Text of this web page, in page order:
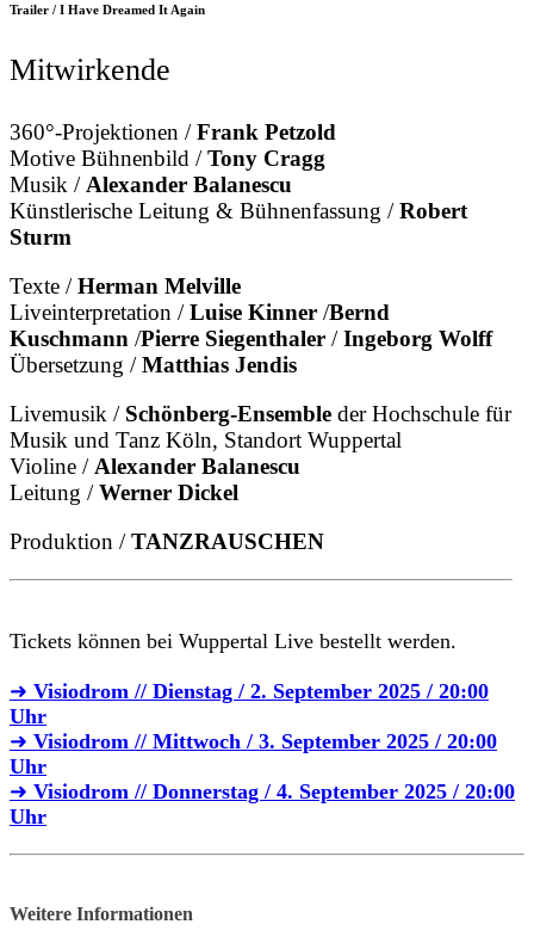
Trailer / I Have Dreamed It Again
Mitwirkende
360°-Projektionen /Frank Petzold
Motive Bühnenbild /Tony Cragg
Musik / Alexander Balanescu
Künstlerische Leitung & Bühnenfassung /Robert
Sturm
Texte /Herman Melville
Liveinterpretation /Luise Kinner /Bernd
Kuschmann /Pierre Siegenthaler /Ingeborg Wolff
Übersetzung /Matthias Jendis
Livemusik / Schönberg-Ensemble der Hochschule für
Musik und Tanz Köln, Standort Wuppertal
Violine /Alexander Balanescu
Leitung /Werner Dickel
Produktion /TANZRAUSCHEN
Tickets können bei Wuppertal Live bestellt werden.
➜ Visiodrom // Dienstag / 2. September 2025 / 20:00
Uhr
➜ Visiodrom // Mittwoch / 3. September 2025 / 20:00
Uhr
➜ Visiodrom // Donnerstag / 4. September 2025 / 20:00
Uhr
Weitere Informationen